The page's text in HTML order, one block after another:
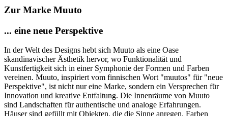
Zur Marke Muuto
... eine neue Perspektive
In der Welt des Designs hebt sich Muuto als eine Oase
skandinavischer Ästhetik hervor, wo Funktionalität und
Kunstfertigkeit sich in einer Symphonie der Formen und Farben
vereinen. Muuto, inspiriert vom finnischen Wort "muutos" für "neue
Perspektive", ist nicht nur eine Marke, sondern ein Versprechen für
Innovation und kreative Entfaltung. Die Innenräume von Muuto
sind Landschaften für authentische und analoge Erfahrungen.
Häuser sind gefüllt mit Objekten, die die Sinne anregen. Farben